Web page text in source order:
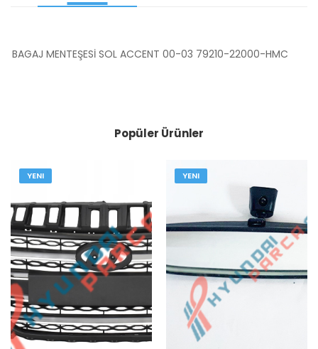
BAGAJ MENTEŞESİ SOL ACCENT 00-03 79210-22000-HMC
Popüler Ürünler
YENI YENI